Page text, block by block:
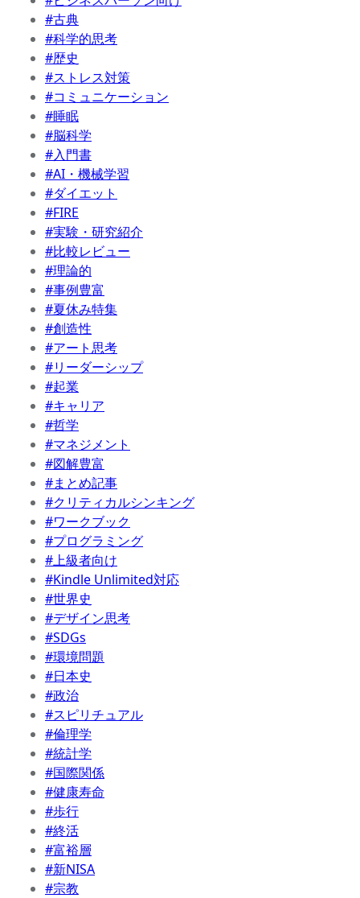
#古典
#科学的思考
#歴史
#ストレス対策
#コミュニケーション
#睡眠
#脳科学
#入門書
#AI・機械学習
#ダイエット
#FIRE
#実験・研究紹介
#比較レビュー
#理論的
#事例豊富
#夏休み特集
#創造性
#アート思考
#リーダーシップ
#起業
#キャリア
#哲学
#マネジメント
#図解豊富
#まとめ記事
#クリティカルシンキング
#ワークブック
#プログラミング
#上級者向け
#Kindle Unlimited対応
#世界史
#デザイン思考
#SDGs
#環境問題
#日本史
#政治
#スピリチュアル
#倫理学
#統計学
#国際関係
#健康寿命
#歩行
#終活
#富裕層
#新NISA
#宗教